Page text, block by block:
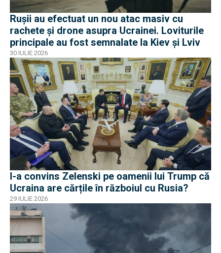
Rușii au efectuat un nou atac masiv cu
rachete și drone asupra Ucrainei. Loviturile
principale au fost semnalate la Kiev și Lviv
30 IULIE 2026
I-a convins Zelenski pe oamenii lui Trump că
Ucraina are cărțile în războiul cu Rusia?
29 IULIE 2026